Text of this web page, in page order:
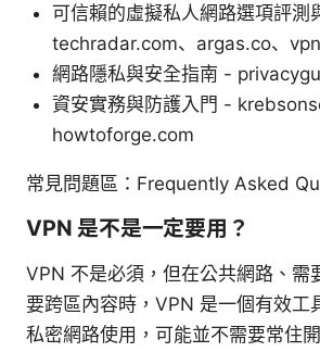
可信賴的虛擬私人網路選項評測
techradar.com、argas.co、
網路隱私與安全指南 -
資安實務與防護入門 -
howtoforge.com
常見問題區：Frequently Asked
VPN 是不是一定要用？
VPN 不是必須，但在公共網路、需
要跨區內容時，VPN 是一個有效工
私密網路使用，可能並不需要常住